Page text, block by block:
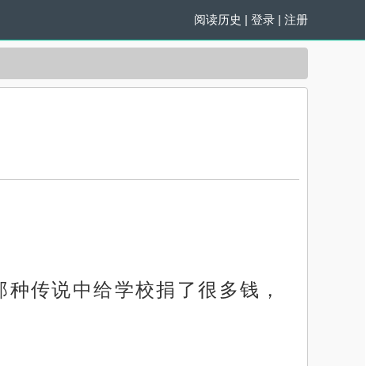
阅读历史 | 登录 | 注册
传说中给学校捐了很多钱，